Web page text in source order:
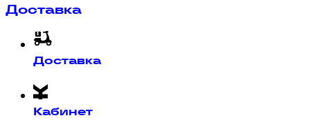
Доставка
Доставка
Кабинет